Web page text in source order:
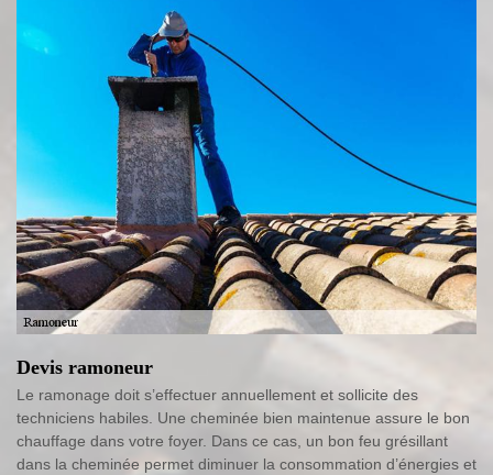
Devis ramoneur
Le ramonage doit s’effectuer annuellement et sollicite des
techniciens habiles. Une cheminée bien maintenue assure le bon
chauffage dans votre foyer. Dans ce cas, un bon feu grésillant
dans la cheminée permet diminuer la consommation d’énergies et